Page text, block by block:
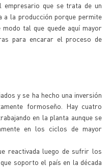
empresario que se trata de un
a la producción porque permite
tal que quede aquí mayor
para encarar el proceso de
y se ha hecho una inversión
formoseño. Hay cuatro
en la planta aunque se
en los ciclos de mayor
reactivada luego de sufrir los
soporto el país en la década